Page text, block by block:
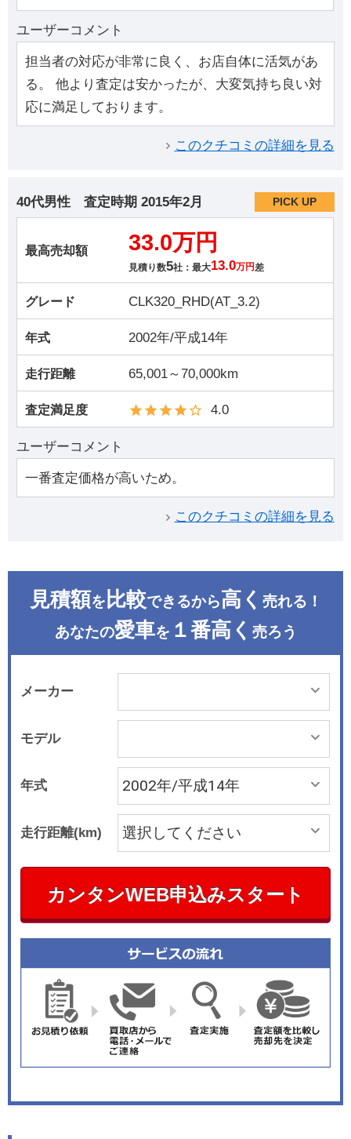
ユーザーコメント
担当者の対応が非常に良く、お店自体に活気があ
る。 他より査定は安かったが、大変気持ち良い対
応に満足しております。
このクチコミの詳細を見る
40代男性 査定時期 2015年2月 PICK UP
最高売却額 33.0万円
見積り数5社：最大13.0万円 差
グレード CLK320_RHD(AT_3.2)
年式 2002年/平成14年
走行距離 65,001～70,000km
査定満足度 4.0
ユーザーコメント
一番査定価格が高いため。
このクチコミの詳細を見る
見積額を 比較できるから高く 売れる！
あなたの愛車を １番高く 売ろう
メーカー
モデル
年式
走行距離(km)
カンタンWEB申込みスタート